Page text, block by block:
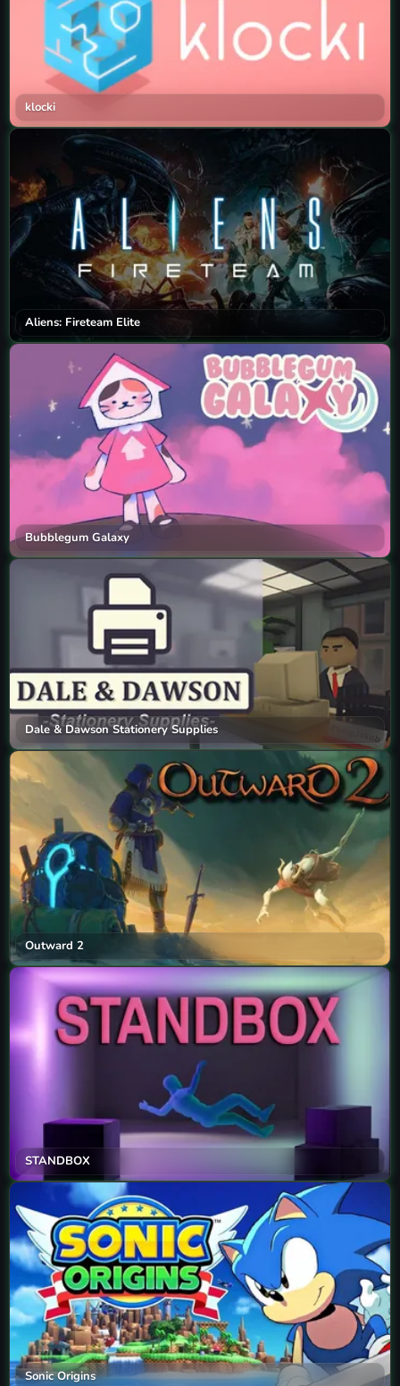
klocki
Aliens: Fireteam Elite
Bubblegum Galaxy
Dale & Dawson Stationery Supplies
Outward 2
STANDBOX
Sonic Origins